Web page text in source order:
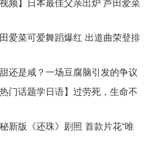
爱菜可爱舞蹈爆红 出道曲荣登排
还是咸？一场豆腐脑引发的争议
门话题学日语】过劳死，生命不
新版《还珠》剧照 首款片花“唯